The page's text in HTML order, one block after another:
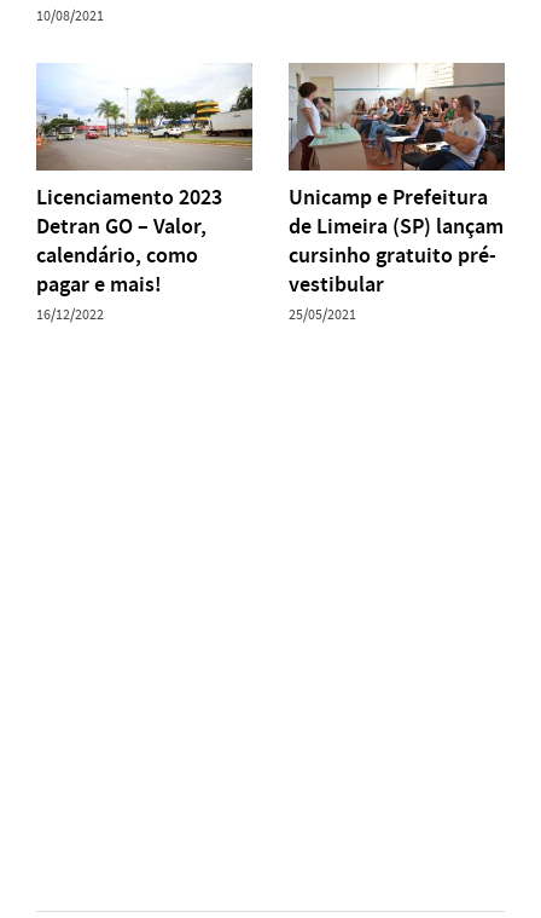
10/08/2021
Licenciamento 2023
Detran GO – Valor,
calendário, como
pagar e mais!
16/12/2022
Unicamp e Prefeitura
de Limeira (SP) lançam
cursinho gratuito pré-
vestibular
25/05/2021